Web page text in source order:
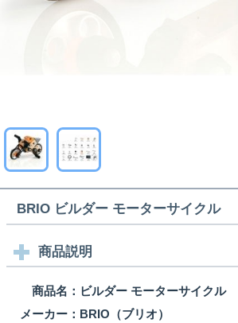
BRIO ビルダー モーターサイクル
商品説明
商品名： ビルダー モーターサイクル
メーカー： BRIO（ブリオ）